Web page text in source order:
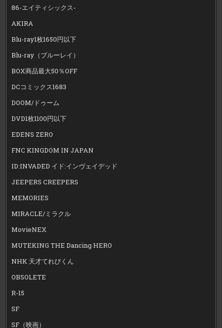
86-エイティシックス-
AKIRA
Blu-ray1枚1650円以下
Blu-ray（ブルーレイ）
BOX商品最大50％OFF
DCコミックス1683
DOOM/ドゥーム
DVD1枚1100円以下
EDENS ZERO
FNC KINGDOM IN JAPAN
ID:INVADED イド:インヴェイデッド
JEEPERS CREEPERS
MEMORIES
MIRACLE/ミラクル
MovieNEX
MUTEKING THE Dancing HERO
NHK 天才てれびくん
OBSOLETE
R-15
SF
SF（映画）